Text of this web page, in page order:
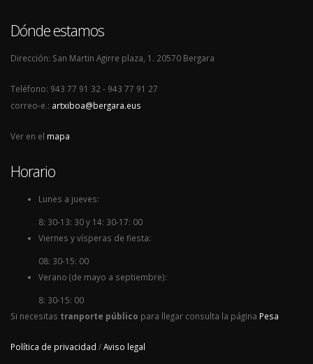
Dónde estamos
Dirección: San Martin Agirre plaza, 1. 20570 Bergara
Teléfono: 943 77 91 32 - 943 77 91 27
correo-e.: artxiboa@bergara.eus
Ver en el mapa
Horario
Lunes a jueves:
8: 30-13: 30 y 14: 30-17: 00
Viernes y vísperas de fiesta:
08: 30-15: 00
Verano (de mayo a septiembre):
8: 30-15: 00
Si necesitas tranporte público para llegar consulta la página Pesa
Política de privacidad /Aviso legal